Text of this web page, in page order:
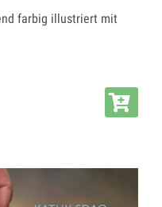
farbig illustriert mit